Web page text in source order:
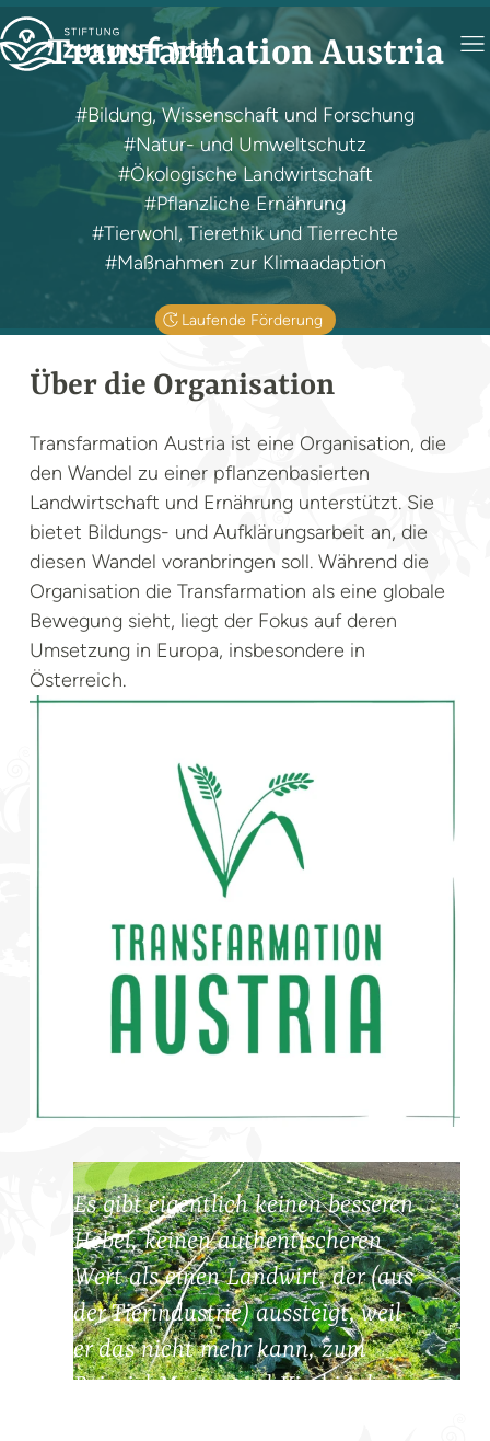
Transfarmation Austria
#Bildung, Wissenschaft und Forschung
#Natur- und Umweltschutz
#Ökologische Landwirtschaft
#Pflanzliche Ernährung
#Tierwohl, Tierethik und Tierrechte
#Maßnahmen zur Klimaadaption
Laufende Förderung
Über die Organisation
Transfarmation Austria ist eine Organisation, die
den Wandel zu einer pflanzenbasierten
Landwirtschaft und Ernährung unterstützt. Sie
bietet Bildungs- und Aufklärungsarbeit an, die
diesen Wandel voranbringen soll. Während die
Organisation die Transfarmation als eine globale
Bewegung sieht, liegt der Fokus auf deren
Umsetzung in Europa, insbesondere in
Österreich.
Es gibt eigentlich keinen besseren
Hebel, keinen authentischeren
Wert als einen Landwirt, der (aus
der Tierindustrie) aussteigt, weil
er das nicht mehr kann, zum
Beispiel Mutter und Kind in der